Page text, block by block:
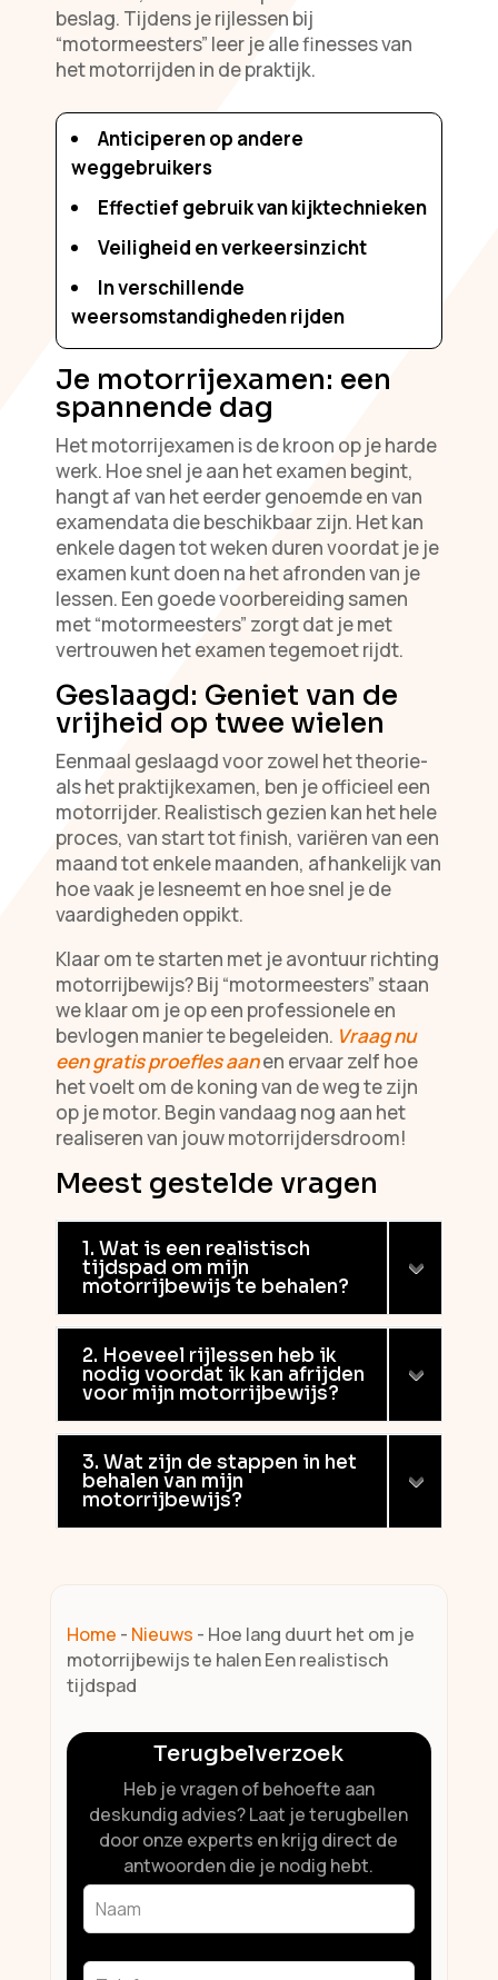
beslag. Tijdens je rijlessen bij
“motormeesters” leer je alle finesses van
het motorrijden in de praktijk.
Anticiperen op andere
weggebruikers
Effectief gebruik van kijktechnieken
Veiligheid en verkeersinzicht
In verschillende
weersomstandigheden rijden
Je motorrijexamen: een
spannende dag
Het motorrijexamen is de kroon op je harde
werk. Hoe snel je aan het examen begint,
hangt af van het eerder genoemde en van
examendata die beschikbaar zijn. Het kan
enkele dagen tot weken duren voordat je je
examen kunt doen na het afronden van je
lessen. Een goede voorbereiding samen
met “motormeesters” zorgt dat je met
vertrouwen het examen tegemoet rijdt.
Geslaagd: Geniet van de
vrijheid op twee wielen
Eenmaal geslaagd voor zowel het theorie-
als het praktijkexamen, ben je officieel een
motorrijder. Realistisch gezien kan het hele
proces, van start tot finish, variëren van een
maand tot enkele maanden, afhankelijk van
hoe vaak je lesneemt en hoe snel je de
vaardigheden oppikt.
Klaar om te starten met je avontuur richting
motorrijbewijs? Bij “motormeesters” staan
we klaar om je op een professionele en
bevlogen manier te begeleiden. Vraag nu
een gratis proefles aanen ervaar zelf hoe
het voelt om de koning van de weg te zijn
op je motor. Begin vandaag nog aan het
realiseren van jouw motorrijdersdroom!
Meest gestelde vragen
1. Wat is een realistisch
tijdspad om mijn
motorrijbewijs te behalen?
2. Hoeveel rijlessen heb ik
nodig voordat ik kan afrijden
voor mijn motorrijbewijs?
3. Wat zijn de stappen in het
behalen van mijn
motorrijbewijs?
Home - Nieuws - Hoe lang duurt het om je
motorrijbewijs te halen Een realistisch
tijdspad
Terugbelverzoek
Heb je vragen of behoefte aan
deskundig advies? Laat je terugbellen
door onze experts en krijg direct de
antwoorden die je nodig hebt.
Leave
this
field
blank